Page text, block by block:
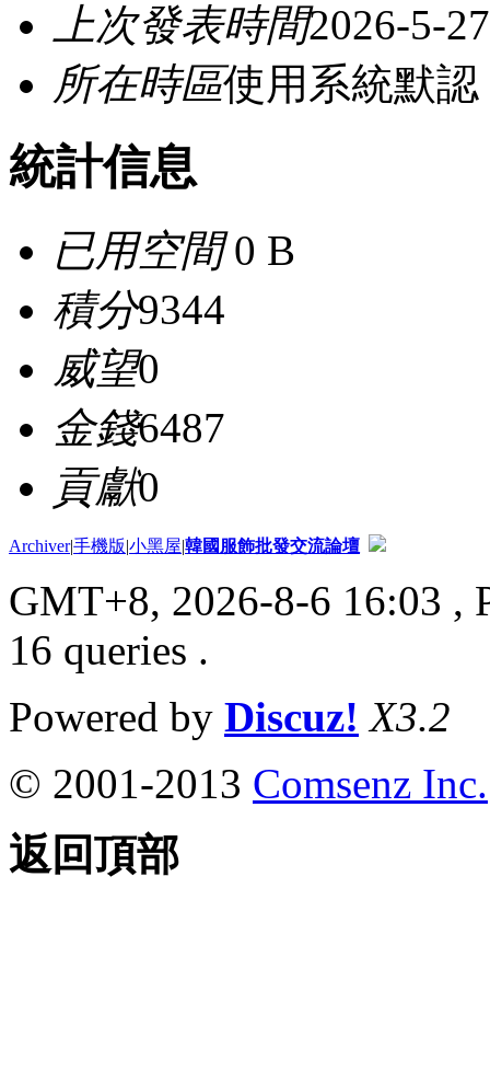
上次發表時間2026-5-
所在時區使用系統默認
統計信息
已用空間0 B
積分9344
威望0
金錢6487
貢獻0
Archiver|手機版|小黑屋|韓國服飾批發交流論壇
GMT+8, 2026-8-6 16:03 ,
16 queries .
Powered by Discuz! X3.2
© 2001-2013 Comsenz Inc.
返回頂部